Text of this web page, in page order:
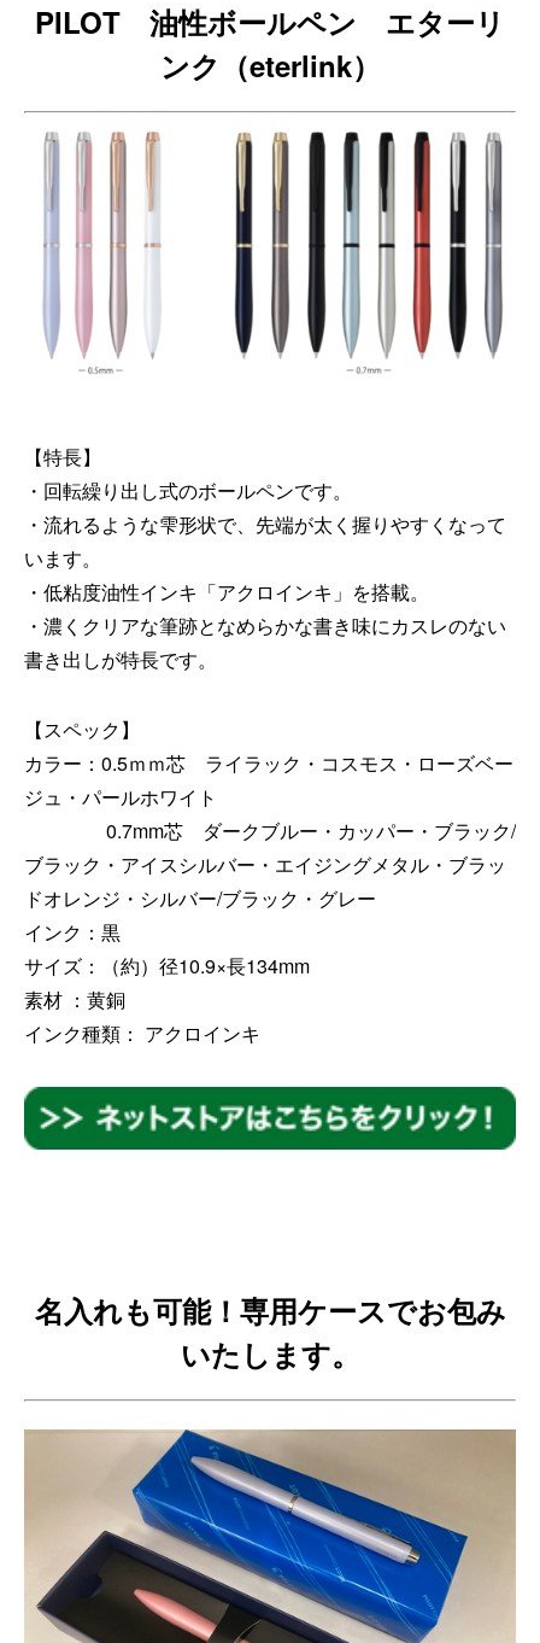
PILOT 油性ボールペン エターリ
ンク（eterlink）
【特長】
・回転繰り出し式のボールペンです。
・流れるような雫形状で、先端が太く握りやすくなって
います。
・低粘度油性インキ「アクロインキ」を搭載。
・濃くクリアな筆跡となめらかな書き味にカスレのない
書き出しが特長です。
【スペック】
カラー：0.5ｍｍ芯 ライラック・コスモス・ローズベー
ジュ・パールホワイト
0.7mm芯 ダークブルー・カッパー・ブラック/
ブラック・アイスシルバー・エイジングメタル・ブラッ
ドオレンジ・シルバー/ブラック・グレー
インク：黒
サイズ：（約）径10.9×長134mm
素材 ：黄銅
インク種類： アクロインキ
名入れも可能！専用ケースでお包み
いたします。